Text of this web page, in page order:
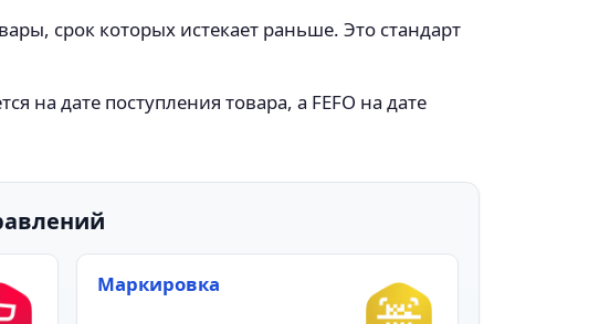
срок которых истекает раньше. Это стандарт
на дате поступления товара, а FEFO на дате
Маркировка